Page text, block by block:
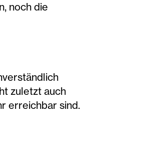
noch die
zuletzt auch
erreichbar sind.